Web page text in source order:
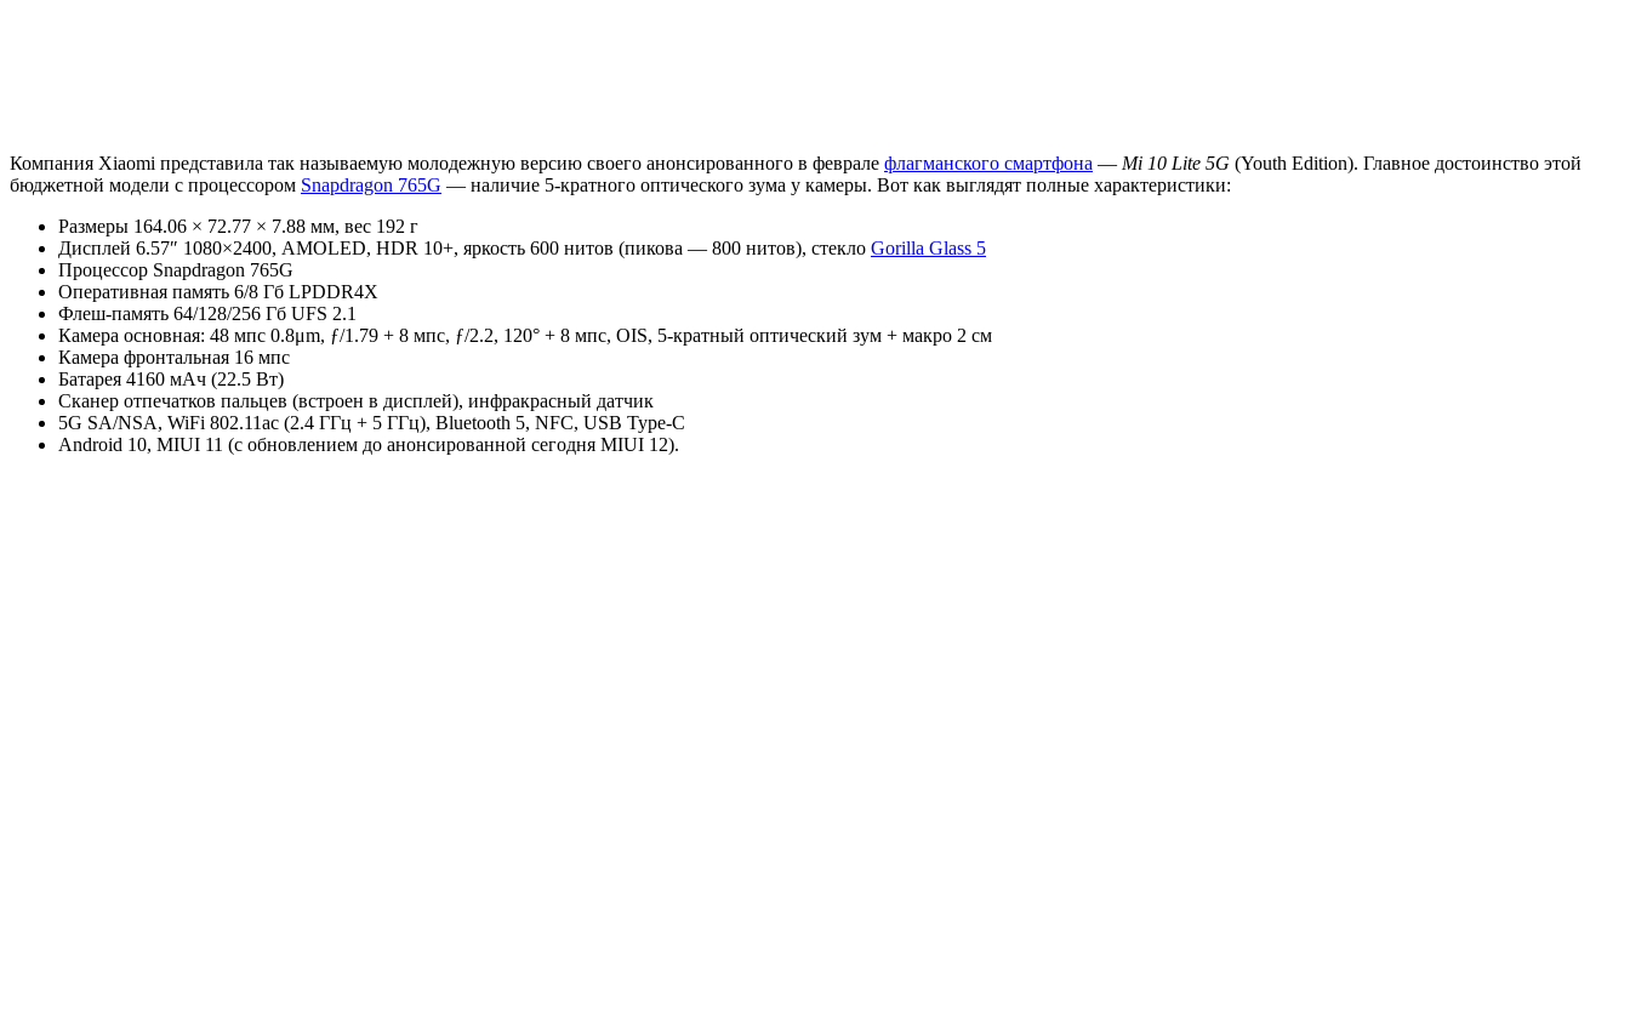
Компания Xiaomi представила так называемую молодежную версию своего анонсированного в феврале флагманского смартфона — Mi 10 Lite 5G (Youth Edition). Главное достоинство этой
бюджетной модели с процессором Snapdragon 765G — наличие 5-кратного оптического зума у камеры. Вот как выглядят полные характеристики:
Размеры 164.06 × 72.77 × 7.88 мм, вес 192 г
Дисплей 6.57″ 1080×2400, AMOLED, HDR 10+, яркость 600 нитов (пикова — 800 нитов), стекло Gorilla Glass 5
Процессор Snapdragon 765G
Оперативная память 6/8 Гб LPDDR4X
Флеш-память 64/128/256 Гб UFS 2.1
Камера основная: 48 мпс 0.8μm, ƒ/1.79 + 8 мпс, ƒ/2.2, 120° + 8 мпс, OIS, 5-кратный оптический зум + макро 2 см
Камера фронтальная 16 мпс
Батарея 4160 мАч (22.5 Вт)
Сканер отпечатков пальцев (встроен в дисплей), инфракрасный датчик
5G SA/NSA, WiFi 802.11ac (2.4 ГГц + 5 ГГц), Bluetooth 5, NFC, USB Type-C
Android 10, MIUI 11 (с обновлением до анонсированной сегодня MIUI 12).